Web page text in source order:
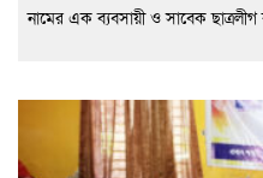
নামের এক ব্যবসায়ী ও সাবেক